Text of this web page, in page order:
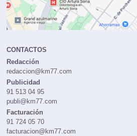
CONTACTOS
Redacción
redaccion@km77.com
Publicidad
91 513 04 95
publi@km77.com
Facturación
91 724 05 70
facturacion@km77.com